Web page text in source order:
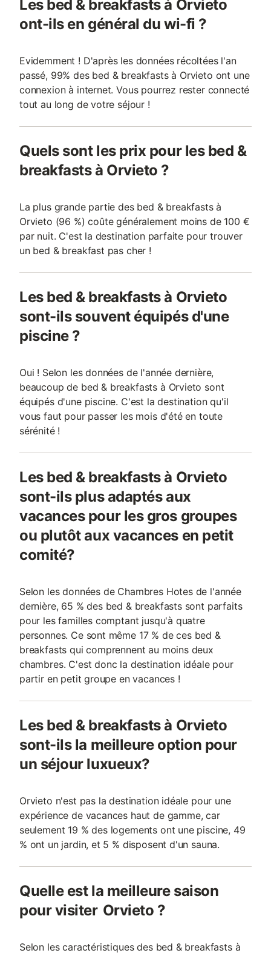
Les bed & breakfasts à Orvieto
ont-ils en général du wi-fi ?
Evidemment ! D'après les données récoltées l'an
passé, 99% des bed & breakfasts à Orvieto ont une
connexion à internet. Vous pourrez rester connecté
tout au long de votre séjour !
Quels sont les prix pour les bed &
breakfasts à Orvieto ?
La plus grande partie des bed & breakfasts à
Orvieto (96 %) coûte généralement moins de 100 €
par nuit. C'est la destination parfaite pour trouver
un bed & breakfast pas cher !
Les bed & breakfasts à Orvieto
sont-ils souvent équipés d'une
piscine ?
Oui ! Selon les données de l'année dernière,
beaucoup de bed & breakfasts à Orvieto sont
équipés d'une piscine. C'est la destination qu'il
vous faut pour passer les mois d'été en toute
sérénité !
Les bed & breakfasts à Orvieto
sont-ils plus adaptés aux
vacances pour les gros groupes
ou plutôt aux vacances en petit
comité?
Selon les données de Chambres Hotes de l'année
dernière, 65 % des bed & breakfasts sont parfaits
pour les familles comptant jusqu'à quatre
personnes. Ce sont même 17 % de ces bed &
breakfasts qui comprennent au moins deux
chambres. C'est donc la destination idéale pour
partir en petit groupe en vacances !
Les bed & breakfasts à Orvieto
sont-ils la meilleure option pour
un séjour luxueux?
Orvieto n'est pas la destination idéale pour une
expérience de vacances haut de gamme, car
seulement 19 % des logements ont une piscine, 49
% ont un jardin, et 5 % disposent d'un sauna.
Quelle est la meilleure saison
pour visiter Orvieto ?
Selon les caractéristiques des bed & breakfasts à